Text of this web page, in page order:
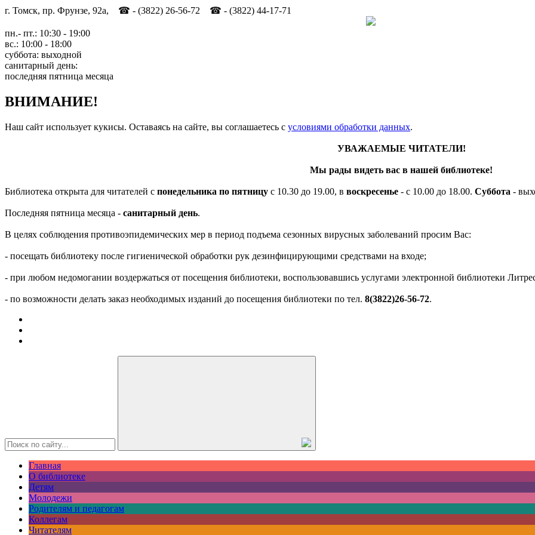
г. Томск, пр. Фрунзе, 92а, ☎ - (3822) 26-56-72 ☎ - (3822) 44-17-71
пн.- пт.: 10:30 - 19:00
вс.: 10:00 - 18:00
суббота: выходной
санитарный день:
последняя пятница месяца
ВНИМАНИЕ!
Наш сайт использует кукисы. Оставаясь на сайте, вы соглашаетесь c условиями обработки данных.
УВАЖАЕМЫЕ ЧИТАТЕЛИ!
Мы рады видеть вас в нашей библиотеке!
Библиотека открыта для читателей с понедельника по пятницу с 10.30 до 19.00, в воскресенье - с 10.00 до 18.00. Суббота -
Последняя пятница месяца - санитарный день.
В целях соблюдения противоэпидемических мер в период подъема сезонных вирусных заболеваний просим Вас:
- посещать библиотеку после гигиенической обработки рук дезинфицирующими средствами на входе;
- при любом недомогании воздержаться от посещения библиотеки, воспользовавшись услугами электронной библиотеки
- по возможности делать заказ необходимых изданий до посещения библиотеки по тел. 8(3822)26-56-72.
Главная
О библиотеке
Детям
Молодежи
Родителям и педагогам
Коллегам
Читателям